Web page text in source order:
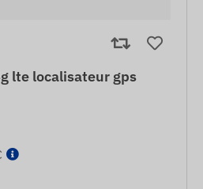
lte localisateur gps